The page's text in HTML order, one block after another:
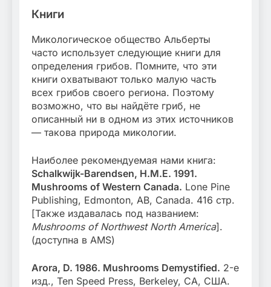
Книги
Микологическое общество Альберты
часто использует следующие книги для
определения грибов. Помните, что эти
книги охватывают только малую часть
всех грибов своего региона. Поэтому
возможно, что вы найдёте гриб, не
описанный ни в одном из этих источников
— такова природа микологии.
Наиболее рекомендуемая нами книга:
Schalkwijk-Barendsen, H.M.E. 1991.
Mushrooms of Western Canada. Lone Pine
Publishing, Edmonton, AB, Canada. 416 стр.
[Также издавалась под названием:
Mushrooms of Northwest North America].
(доступна в AMS)
Arora, D. 1986. Mushrooms Demystified. 2-е
изд., Ten Speed Press, Berkeley, CA, США.